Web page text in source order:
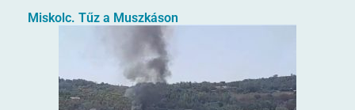
Miskolc. Tűz a Muszkáson